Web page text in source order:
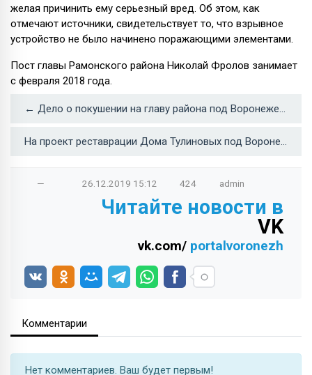
желая причинить ему серьезный вред. Об этом, как
отмечают источники, свидетельствует то, что взрывное
устройство не было начинено поражающими элементами.
Пост главы Рамонского района Николай Фролов занимает
с февраля 2018 года.
← Дело о покушении на главу района под Воронежем забрали в Москву
На проект реставрации Дома Тулиновых под Воронежем выделили 8,47 млн рублей →
— 26.12.2019 15:12 424 admin
Читайте новости в
VK
vk.com/ portalvoronezh
Комментарии
Нет комментариев. Ваш будет первым!